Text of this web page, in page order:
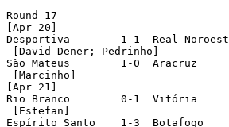
Round 17
[Apr 20]
Desportiva	  1-1  Real Noroeste
[David Dener; Pedrinho]
São Mateus	  1-0  Aracruz
[Marcinho]
[Apr 21]
Rio Branco	  0-1  Vitória
[Estefan]
Espírito Santo	  1-3  Botafogo